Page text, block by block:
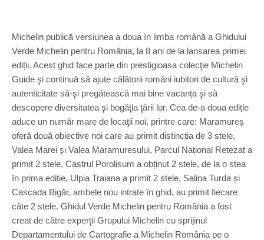
Michelin publică versiunea a doua în limba română a Ghidului
Verde Michelin pentru România, la 8 ani de la lansarea primei
ediții. Acest ghid face parte din prestigioasa colecţie Michelin
Guide şi continuă să ajute călătorii români iubitori de cultură şi
autenticitate să-şi pregătească mai bine vacanța şi să
descopere diversitatea şi bogăţia ţării lor. Cea de-a doua ediție
aduce un număr mare de locaţii noi, printre care: Maramureș
oferă două obiective noi care au primit distincția de 3 stele,
Valea Marei și Valea Maramureșului, Parcul Național Retezat a
primit 2 stele, Castrul Porolisum a obținut 2 stele, de la o stea
în prima ediție, Ulpia Traiana a primit 2 stele, Salina Turda și
Cascada Bigăr, ambele nou intrate în ghid, au primit fiecare
câte 2 stele. Ghidul Verde Michelin pentru România a fost
creat de către experţii Grupului Michelin cu sprijinul
Departamentului de Cartografie a Michelin România pe o